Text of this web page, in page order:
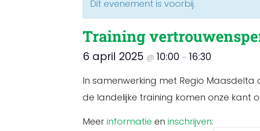
Dit evenement is voorbij.
Training
6 april 2025 @ 10:00 – 16:30
In samenwerking met Regio
de landelijke training komen onze kant
Meer informatie en inschrijven: